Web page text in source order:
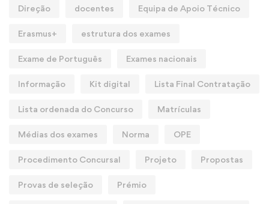
Direção docentes Equipa de Apoio Técnico
Erasmus+ estrutura dos exames
Exame de Português Exames nacionais
Informação Kit digital Lista Final Contratação
Lista ordenada do Concurso Matrículas
Médias dos exames Norma OPE
Procedimento Concursal Projeto Propostas
Provas de seleção Prémio